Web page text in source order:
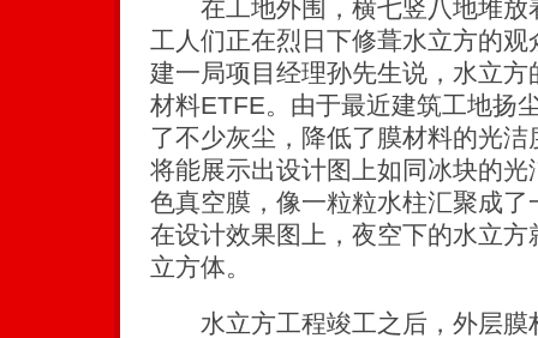
在工地外围，横七竖八地堆放
工人们正在烈日下修葺水立方的
建一局项目经理孙先生说，水立
材料ETFE。由于最近建筑工地扬
了不少灰尘，降低了膜材料的光
将能展示出设计图上如同冰块的
色真空膜，像一粒粒水柱汇聚成了
在设计效果图上，夜空下的水立
立方体。
水立方工程竣工之后，外层膜